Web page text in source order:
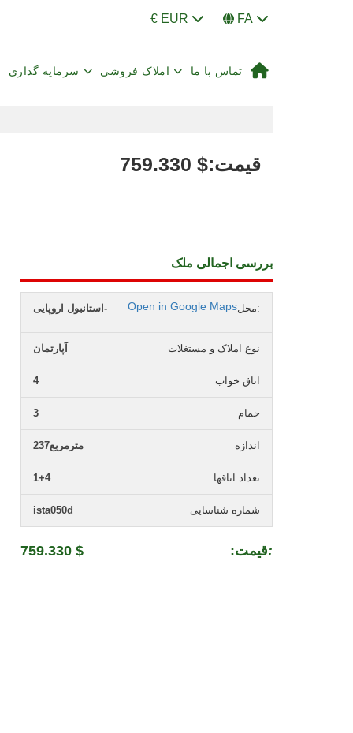
€ EUR FA
سرمایه گذاری املاک فروشی تماس با ما
:قیمت 759.330 $
بررسی اجمالی ملک
محل: استانبول اروپایی- Open in Google Maps
نوع املاک و مستغلات آپارتمان
اتاق خواب 4
حمام 3
اندازه 237مترمربع
تعداد اتاقها 1+4
شماره شناسایی ista050d
:قیمت:
759.330 $